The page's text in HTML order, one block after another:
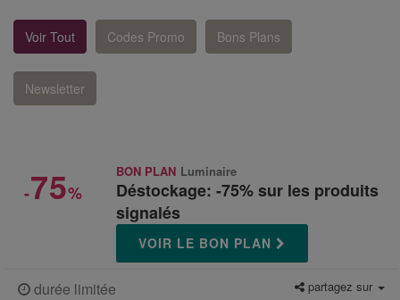
Voir Tout Codes Promo Bons Plans
Newsletter
-75%
BON PLAN Luminaire
Déstockage: -75% sur les produits
signalés
VOIR LE BON PLAN
durée limitée partagez sur